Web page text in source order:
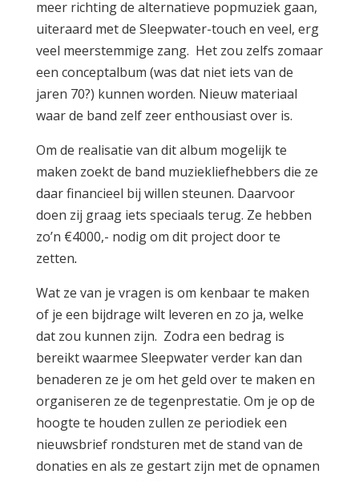
meer richting de alternatieve popmuziek gaan,
uiteraard met de Sleepwater-touch en veel, erg
veel meerstemmige zang. Het zou zelfs zomaar
een conceptalbum (was dat niet iets van de
jaren 70?) kunnen worden. Nieuw materiaal
waar de band zelf zeer enthousiast over is.
Om de realisatie van dit album mogelijk te
maken zoekt de band muziekliefhebbers die ze
daar financieel bij willen steunen. Daarvoor
doen zij graag iets speciaals terug. Ze hebben
zo’n €4000,- nodig om dit project door te
zetten.
Wat ze van je vragen is om kenbaar te maken
of je een bijdrage wilt leveren en zo ja, welke
dat zou kunnen zijn. Zodra een bedrag is
bereikt waarmee Sleepwater verder kan dan
benaderen ze je om het geld over te maken en
organiseren ze de tegenprestatie. Om je op de
hoogte te houden zullen ze periodiek een
nieuwsbrief rondsturen met de stand van de
donaties en als ze gestart zijn met de opnamen